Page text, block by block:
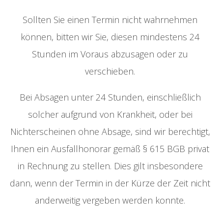
Sollten Sie einen Termin nicht wahrnehmen
können, bitten wir Sie, diesen mindestens 24
Stunden im Voraus abzusagen oder zu
verschieben.
Bei Absagen unter 24 Stunden, einschließlich
solcher aufgrund von Krankheit, oder bei
Nichterscheinen ohne Absage, sind wir berechtigt,
Ihnen ein Ausfallhonorar gemäß § 615 BGB privat
in Rechnung zu stellen. Dies gilt insbesondere
dann, wenn der Termin in der Kürze der Zeit nicht
anderweitig vergeben werden konnte.